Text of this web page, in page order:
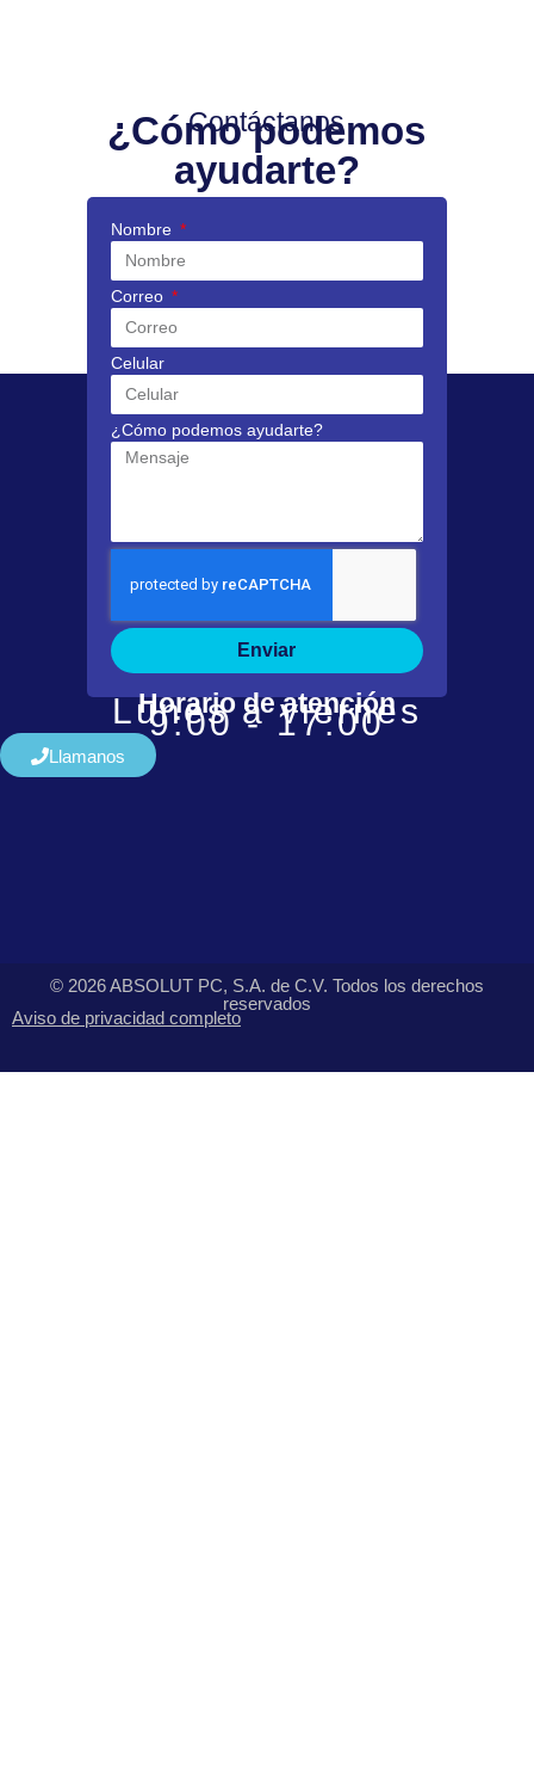
Contáctanos
¿Cómo podemos
ayudarte?
Nombre
Correo
Celular
¿Cómo podemos ayudarte?
Enviar
Horario de atención
Lunes a viernes
9:00 - 17:00
Llamanos
© 2026 ABSOLUT PC, S.A. de C.V. Todos los derechos
reservados
Aviso de privacidad completo